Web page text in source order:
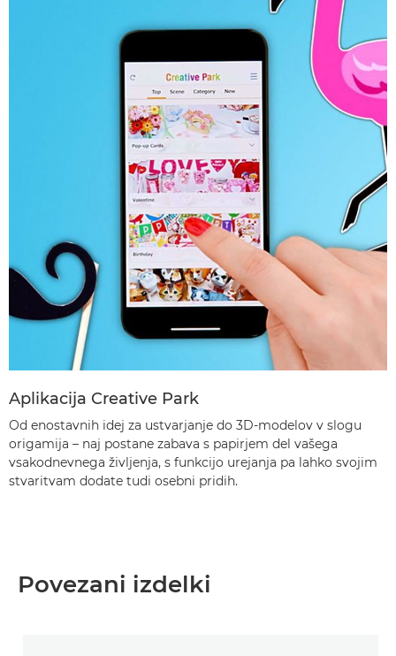
Aplikacija Creative Park
Od enostavnih idej za ustvarjanje do 3D-modelov v slogu
origamija – naj postane zabava s papirjem del vašega
vsakodnevnega življenja, s funkcijo urejanja pa lahko svojim
stvaritvam dodate tudi osebni pridih.
Povezani izdelki